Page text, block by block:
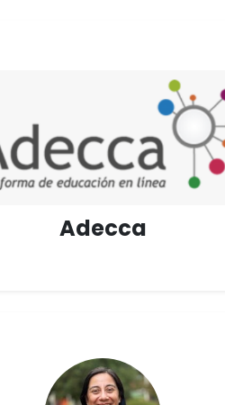
Adecca